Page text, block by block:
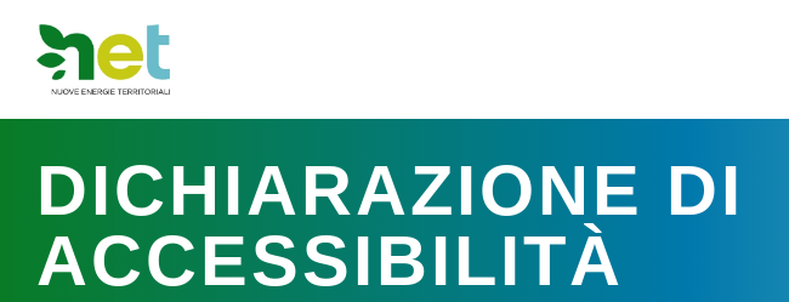
DICHIARAZIONE DI
ACCESSIBILITÀ